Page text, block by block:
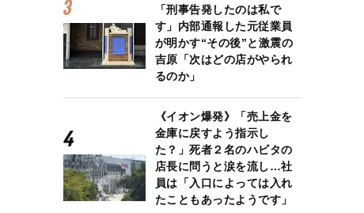
「刑事告発したのは私で
す」内部通報した元従業員
が明かす“その後”と激震の
吉原「次はどの店がやられ
るのか」
《イオン爆発》「売上金を
金庫に戻すよう指示し
た？」死者２名のハビタの
店長に問うと涙を流し…社
員は「入口によっては入れ
たこともあったようです」